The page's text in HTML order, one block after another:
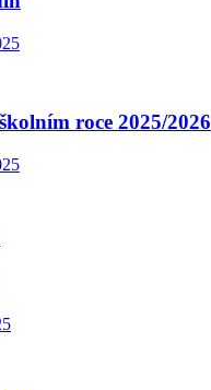
roce 2025/2026